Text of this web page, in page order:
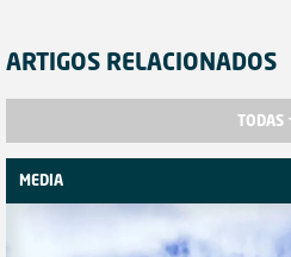
ARTIGOS RELACIONADOS
TODAS
MEDIA